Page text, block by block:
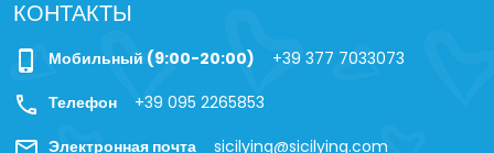
КОНТАКТЫ
phone_iphone Мобильный (9:00-20:00) +39 377 7033073
call Телефон +39 095 2265853
Электронная почта sicilying@sicilying.com